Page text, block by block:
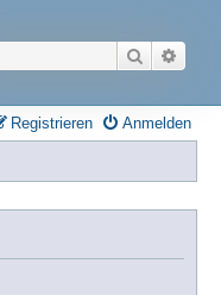
Suche
Anmelden
Registrieren